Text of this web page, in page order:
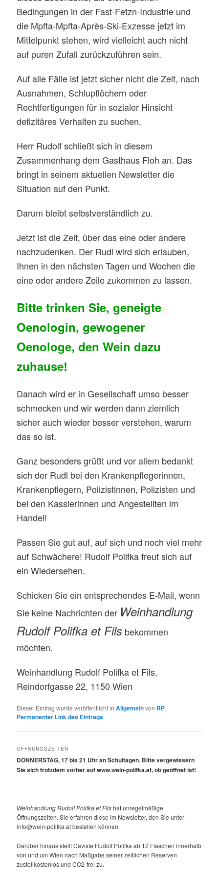
Bedingungen in der Fast-Fetzn-Industrie und
die Mpfta-Mpfta-Après-Ski-Exzesse jetzt im
Mittelpunkt stehen, wird vielleicht auch nicht
auf puren Zufall zurückzuführen sein.
Auf alle Fälle ist jetzt sicher nicht die Zeit, nach
Ausnahmen, Schlupflöchern oder
Rechtfertigungen für in sozialer Hinsicht
defizitäres Verhalten zu suchen.
Herr Rudolf schließt sich in diesem
Zusammenhang dem Gasthaus Floh an. Das
bringt in seinem aktuellen Newsletter die
Situation auf den Punkt.
Darum bleibt selbstverständlich zu.
Jetzt ist die Zeit, über das eine oder andere
nachzudenken. Der Rudl wird sich erlauben,
Ihnen in den nächsten Tagen und Wochen die
eine oder andere Zeile zukommen zu lassen.
Bitte trinken Sie, geneigte
Oenologin, gewogener
Oenologe, den Wein dazu
zuhause!
Danach wird er in Gesellschaft umso besser
schmecken und wir werden dann ziemlich
sicher auch wieder besser verstehen, warum
das so ist.
Ganz besonders grüßt und vor allem bedankt
sich der Rudl bei den Krankenpflegerinnen,
Krankenpflegern, Polizistinnen, Polizisten und
bei den Kassierinnen und Angestellten im
Handel!
Passen Sie gut auf, auf sich und noch viel mehr
auf Schwächere! Rudolf Polifka freut sich auf
ein Wiedersehen.
Schicken Sie ein entsprechendes E-Mail, wenn
Sie keine Nachrichten der Weinhandlung
Rudolf Polifka et Fils bekommen
möchten.
Weinhandlung Rudolf Polifka et Fils,
Reindorfgasse 22, 1150 Wien
Dieser Eintrag wurde veröffentlicht inAllgemeinvon RP.
Permanenter Link des Eintrags.
ÖFFNUNGSZEITEN
DONNERSTAG, 17 bis 21 Uhr an Schultagen. Bitte vergewissern
Sie sich trotzdem vorher auf www.wein-polifka.at, ob geöffnet ist!
Weinhandlung Rudolf Polifka et Filshat unregelmäßige
Öffnungszeiten. Sie erfahren diese im Newsletter, den Sie unter
info@wein-polifka.at bestellen können.
Darüber hinaus stellt Caviste Rudolf Polifka ab 12 Flaschen innerhalb
von und um Wien nach Maßgabe seiner zeitlichen Reserven
zustellkostenlos und CO2-frei zu.